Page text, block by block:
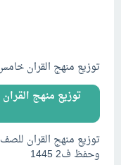
توزيع منهج القران خامس
توزيع منهج القران
وحفظ ف2 1445